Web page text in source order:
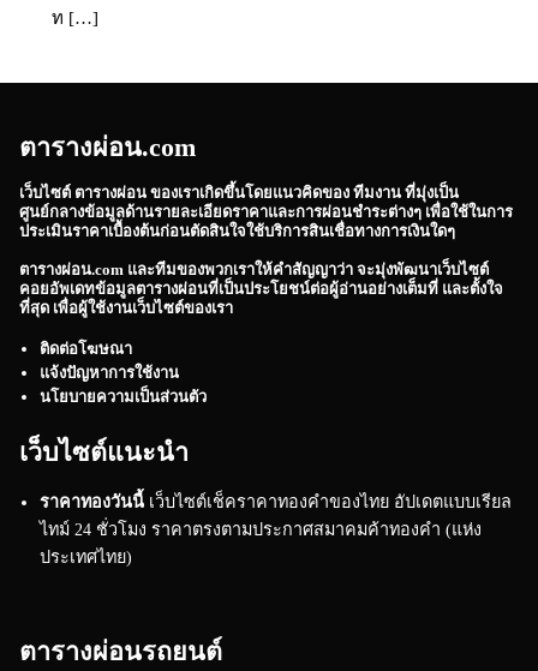
ท […]
ตารางผ่อน.com
เว็บไซต์ ตารางผ่อน ของเราเกิดขึ้นโดยแนวคิดของ ทีมงาน ที่มุ่งเป็น
ศูนย์กลางข้อมูลด้านรายละเอียดราคาและการผ่อนชำระต่างๆ เพื่อใช้ในการ
ประเมินราคาเบื้องต้นก่อนตัดสินใจใช้บริการสินเชื่อทางการเงินใดๆ
ตารางผ่อน.com และทีมของพวกเราให้คำสัญญาว่า จะมุ่งพัฒนาเว็บไซต์
คอยอัพเดทข้อมูลตารางผ่อนที่เป็นประโยชน์ต่อผู้อ่านอย่างเต็มที่ และตั้งใจ
ที่สุด เพื่อผู้ใช้งานเว็บไซต์ของเรา
ติดต่อโฆษณา
แจ้งปัญหาการใช้งาน
นโยบายความเป็นส่วนตัว
เว็บไซต์แนะนำ
ราคาทองวันนี้ เว็บไซต์เช็คราคาทองคำของไทย อัปเดตแบบเรียล
ไทม์ 24 ชั่วโมง ราคาตรงตามประกาศสมาคมค้าทองคำ (แห่ง
ประเทศไทย)
ตารางผ่อนรถยนต์